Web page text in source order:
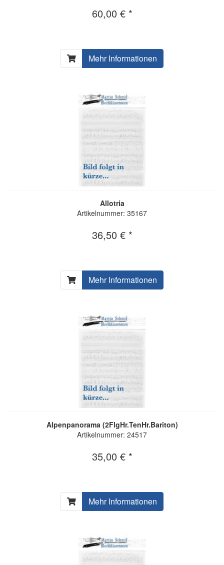
60,00 € *
Mehr Informationen
Allotria
Artikelnummer: 35167
36,50 € *
Mehr Informationen
Alpenpanorama (2FlgHr.TenHr.Bariton)
Artikelnummer: 24517
35,00 € *
Mehr Informationen